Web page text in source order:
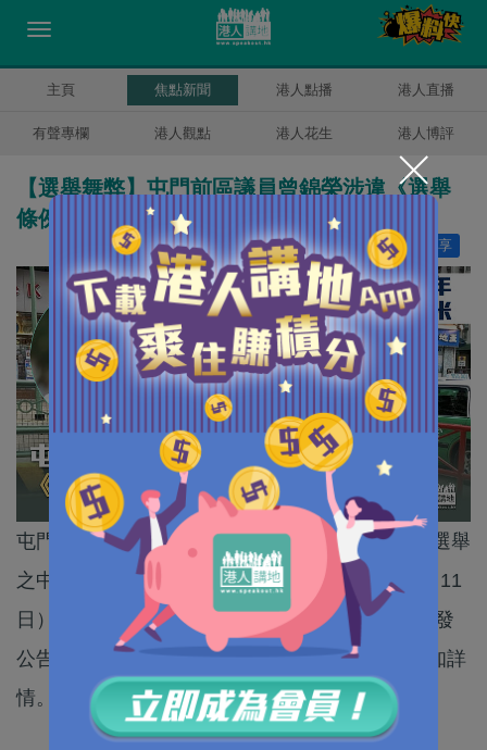
主頁 焦點新聞 港人點播 港人直播
有聲專欄 港人觀點 港人花生 港人博評
【選舉舞弊】屯門前區議員曾錦榮涉違《選舉
條例》被廉署拘捕
分享
讚好 17
屯門龍門區前議員曾錦榮，涉嫌在2020年立法會選舉
之中違反《選舉(舞弊及非法行為)條例》，昨日（11
日）遭廉政公署上門拘捕。其Facebook專頁昨晚發
公告證實事件，又指目前仍在調查之中，暫時未知詳
情。